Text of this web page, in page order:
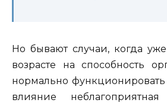
Но бывают случаи, когда
возрасте на способность
нормально функционировать
влияние неблагоприятная